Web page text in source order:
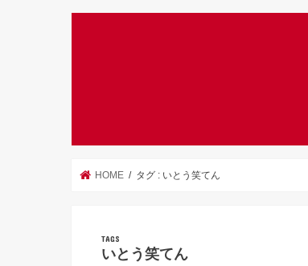
HOME タグ : いとう笑てん
いとう笑てん